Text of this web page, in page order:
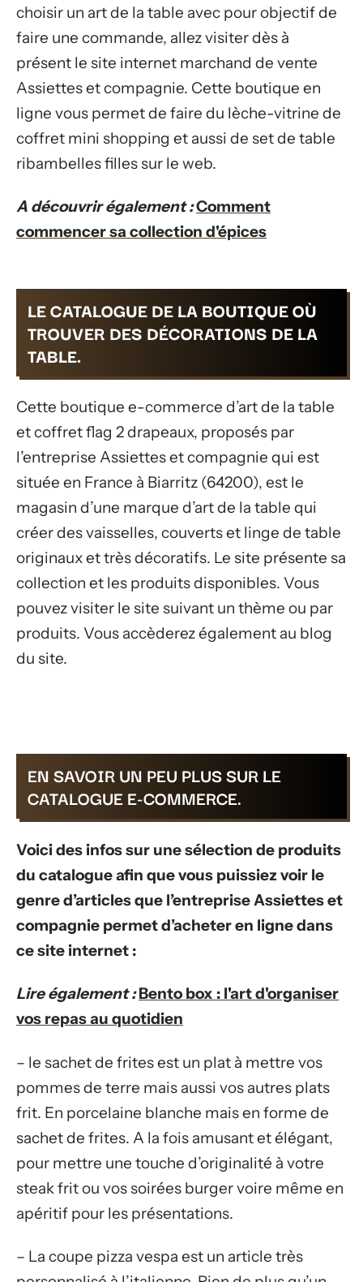
choisir un art de la table avec pour objectif de
faire une commande, allez visiter dès à
présent le site internet marchand de vente
Assiettes et compagnie. Cette boutique en
ligne vous permet de faire du lèche-vitrine de
coffret mini shopping et aussi de set de table
ribambelles filles sur le web.
A découvrir également :Comment
commencer sa collection d'épices
LE CATALOGUE DE LA BOUTIQUE OÙ
TROUVER DES DÉCORATIONS DE LA
TABLE.
Cette boutique e-commerce d’art de la table
et coffret flag 2 drapeaux, proposés par
l’entreprise Assiettes et compagnie qui est
située en France à Biarritz (64200), est le
magasin d’une marque d’art de la table qui
créer des vaisselles, couverts et linge de table
originaux et très décoratifs. Le site présente sa
collection et les produits disponibles. Vous
pouvez visiter le site suivant un thème ou par
produits. Vous accèderez également au blog
du site.
EN SAVOIR UN PEU PLUS SUR LE
CATALOGUE E-COMMERCE.
Voici des infos sur une sélection de produits
du catalogue afin que vous puissiez voir le
genre d’articles que l’entreprise Assiettes et
compagnie permet d’acheter en ligne dans
ce site internet :
Lire également : Bento box : l'art d'organiser
vos repas au quotidien
– le sachet de frites est un plat à mettre vos
pommes de terre mais aussi vos autres plats
frit. En porcelaine blanche mais en forme de
sachet de frites. A la fois amusant et élégant,
pour mettre une touche d’originalité à votre
steak frit ou vos soirées burger voire même en
apéritif pour les présentations.
– La coupe pizza vespa est un article très